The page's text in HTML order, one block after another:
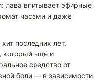
лава впитывает эфирные
часами и даже
последних лет.
который ещё и
средство от
боли — в зависимости